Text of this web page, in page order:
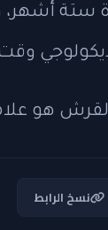
أشهر،
هو
نسخ الرابط